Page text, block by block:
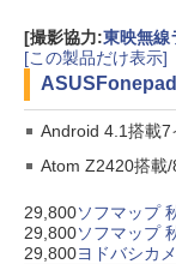
[撮影協力:東映無線
[この製品だけ表示]
ASUS
Android 4.1搭載7
Atom Z2420搭載
29,800ソフマップ
29,800ソフマップ
29,800ヨドバシカ